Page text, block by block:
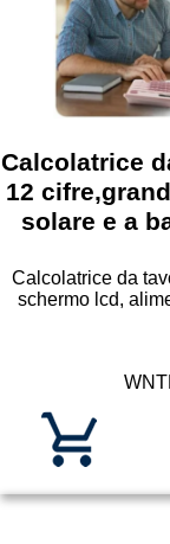
Calcolatrice
12
solare e a
Calcolatrice da
schermo lcd,